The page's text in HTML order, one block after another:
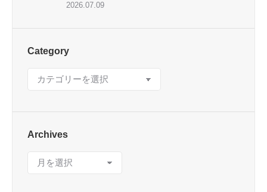
2026.07.09
Category
Category
Archives
Archives